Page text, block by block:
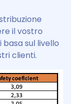
il vostro
sul livello
clienti.